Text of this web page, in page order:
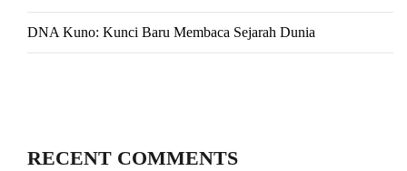
DNA Kuno: Kunci Baru Membaca Sejarah Dunia
RECENT COMMENTS